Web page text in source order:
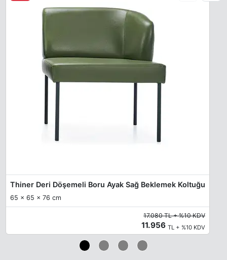
Thiner Deri Döşemeli Boru Ayak Sağ Beklemek Koltuğu
65 x 65 x 76 cm
17.080 TL + %10 KDV
11.956 TL + %10 KDV